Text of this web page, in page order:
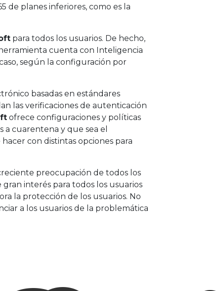
de planes inferiores, como es la
para todos los usuarios. De hecho,
cuenta con Inteligencia
según la configuración por
basadas en estándares
las verificaciones de autenticación
ofrece configuraciones y políticas
cuarentena y que sea el
con distintas opciones para
preocupación de todos los
interés para todos los usuarios
la protección de los usuarios. No
a los usuarios de la problemática